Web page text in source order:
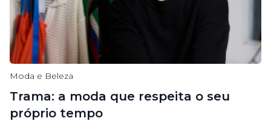
Moda e Beleza
Trama: a moda que respeita o seu
próprio tempo